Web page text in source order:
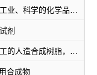
用于工业、科学的化学品、化学制剂，不属于其他类别的产品用的化学制品
剂
未加工的人造合成树脂，未加工塑料物质（不包括未加工的天然树脂）
合成物